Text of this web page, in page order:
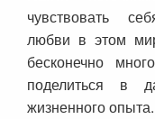
чувствовать
любви в этом
бесконечно
поделиться в
жизненного опыта.